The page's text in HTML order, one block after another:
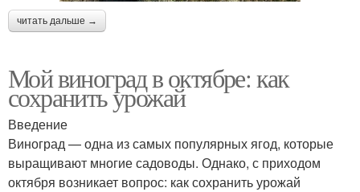
читать дальше →
Мой виноград в октябре: как
сохранить урожай
Введение
Виноград — одна из самых популярных ягод, которые
выращивают многие садоводы. Однако, с приходом
октября возникает вопрос: как сохранить урожай